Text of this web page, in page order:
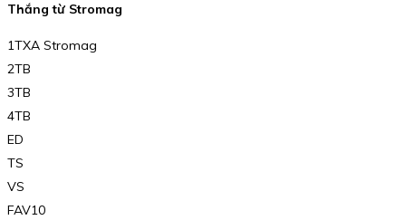
Thắng từ Stromag
1TXA Stromag
2TB
3TB
4TB
ED
TS
VS
FAV10